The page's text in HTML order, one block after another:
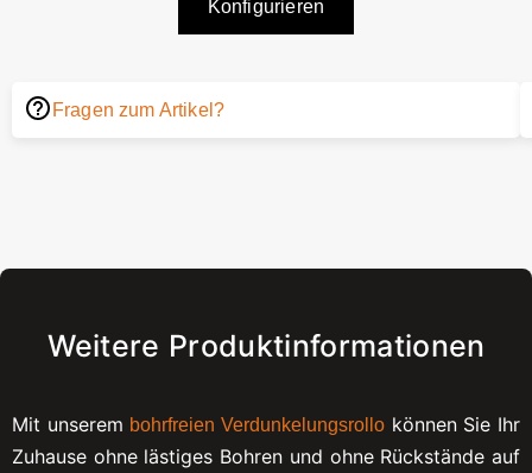
Konfigurieren
Fragen zum Artikel?
Weitere Produktinformationen
Mit unserem bohrfreien Verdunkelungsrollo können Sie Ihr
Zuhause ohne lästiges Bohren und ohne Rückstände auf